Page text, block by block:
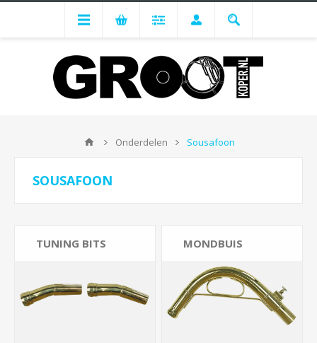
Onderdelen Sousafoon
SOUSAFOON
TUNING BITS MONDBUIS